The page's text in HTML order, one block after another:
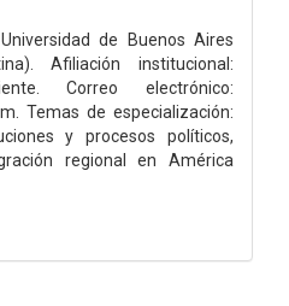
de Buenos Aires
Afiliación institucional:
Correo electrónico:
Temas de especialización:
y procesos políticos,
regional en América